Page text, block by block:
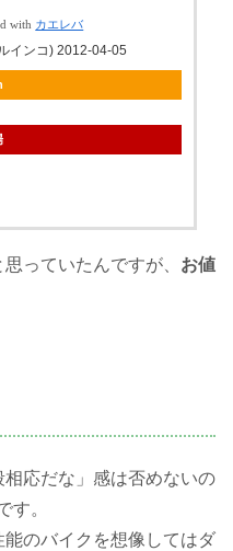
with カエレバ
インコ) 2012-04-05
っていたんですが、 お値
応だな」感は否めないの
す。
のバイクを想像してはダ